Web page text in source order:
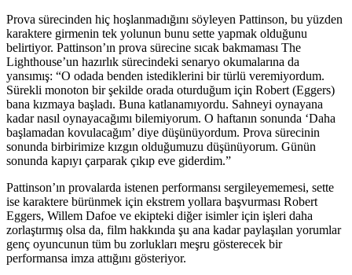
Prova sürecinden hiç hoşlanmadığını söyleyen Pattinson, bu yüzden
karaktere girmenin tek yolunun bunu sette yapmak olduğunu
belirtiyor. Pattinson’ın prova sürecine sıcak bakmaması The
Lighthouse’un hazırlık sürecindeki senaryo okumalarına da
yansımış: “O odada benden istediklerini bir türlü veremiyordum.
Sürekli monoton bir şekilde orada oturduğum için Robert (Eggers)
bana kızmaya başladı. Buna katlanamıyordu. Sahneyi oynayana
kadar nasıl oynayacağımı bilemiyorum. O haftanın sonunda ‘Daha
başlamadan kovulacağım’ diye düşünüyordum. Prova sürecinin
sonunda birbirimize kızgın olduğumuzu düşünüyorum. Günün
sonunda kapıyı çarparak çıkıp eve giderdim.”
Pattinson’ın provalarda istenen performansı sergileyememesi, sette
ise karaktere bürünmek için ekstrem yollara başvurması Robert
Eggers, Willem Dafoe ve ekipteki diğer isimler için işleri daha
zorlaştırmış olsa da, film hakkında şu ana kadar paylaşılan yorumlar
genç oyuncunun tüm bu zorlukları meşru gösterecek bir
performansa imza attığını gösteriyor.